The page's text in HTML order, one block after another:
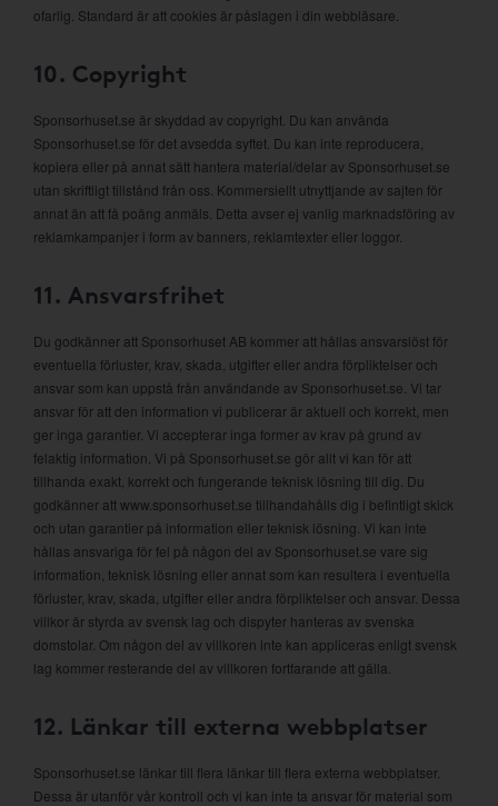
ofarlig. Standard är att cookies är påslagen i din webbläsare.
10. Copyright
Sponsorhuset.se är skyddad av copyright. Du kan använda
Sponsorhuset.se för det avsedda syftet. Du kan inte reproducera,
kopiera eller på annat sätt hantera material/delar av Sponsorhuset.se
utan skriftligt tillstånd från oss. Kommersiellt utnyttjande av sajten för
annat än att få poäng anmäls. Detta avser ej vanlig marknadsföring av
reklamkampanjer i form av banners, reklamtexter eller loggor.
11. Ansvarsfrihet
Du godkänner att Sponsorhuset AB kommer att hållas ansvarslöst för
eventuella förluster, krav, skada, utgifter eller andra förpliktelser och
ansvar som kan uppstå från användande av Sponsorhuset.se. Vi tar
ansvar för att den information vi publicerar är aktuell och korrekt, men
ger inga garantier. Vi accepterar inga former av krav på grund av
felaktig information. Vi på Sponsorhuset.se gör allt vi kan för att
tillhanda exakt, korrekt och fungerande teknisk lösning till dig. Du
godkänner att www.sponsorhuset.se tillhandahålls dig i befintligt skick
och utan garantier på information eller teknisk lösning. Vi kan inte
hållas ansvariga för fel på någon del av Sponsorhuset.se vare sig
information, teknisk lösning eller annat som kan resultera i eventuella
förluster, krav, skada, utgifter eller andra förpliktelser och ansvar. Dessa
villkor är styrda av svensk lag och dispyter hanteras av svenska
domstolar. Om någon del av villkoren inte kan appliceras enligt svensk
lag kommer resterande del av villkoren fortfarande att gälla.
12. Länkar till externa webbplatser
Sponsorhuset.se länkar till flera länkar till flera externa webbplatser.
Dessa är utanför vår kontroll och vi kan inte ta ansvar för material som